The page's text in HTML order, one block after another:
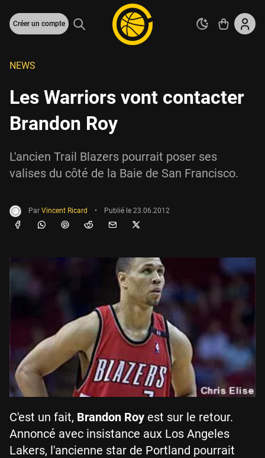
Créer un compte
NEWS
Les Warriors vont contacter
Brandon Roy
L'ancien Trail Blazers pourrait poser ses
valises du côté de la Baie de San Francisco.
Par Vincent Ricard • Publié le 23.06.2012
C'est un fait, Brandon Roy est sur le retour.
Annoncé avec insistance aux Los Angeles
Lakers, l'ancienne star de Portland pourrait